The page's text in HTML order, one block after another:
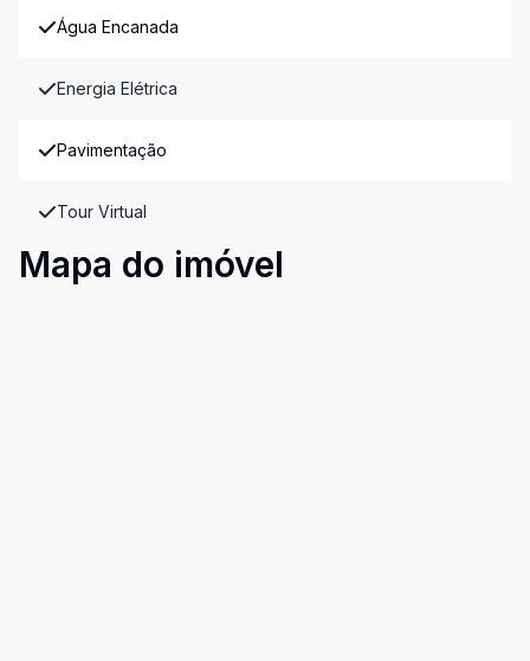
Água Encanada
Energia Elétrica
Pavimentação
Tour Virtual
Mapa do imóvel